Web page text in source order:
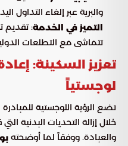
والبرية عبر إلغاء التداول
التميز في الخدمة: تقديم
تتماشى مع التطلعات
تعزيز السكينة:
لوجستياً
تضع الرؤية اللوجستية
خلال إزالة التحديات البدنية
والعبادة. ووفقاً لما أوضحته